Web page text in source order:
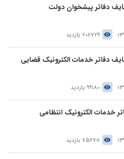
دفاتر پیشخوان دولت
206729 بازدید
دفاتر خدمات الکترونیک قضایی
99180 بازدید
خدمات الکترونیک انتظامی
75278 بازدید